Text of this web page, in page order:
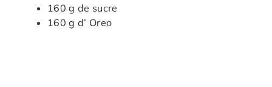
160 g de sucre
160 g d’ Oreo